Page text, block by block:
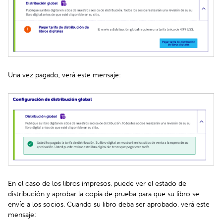
Una vez pagado, verá este mensaje:
En el caso de los libros impresos, puede ver el estado de
distribución y aprobar la copia de prueba para que su libro se
envíe a los socios. Cuando su libro deba ser aprobado, verá este
mensaje: